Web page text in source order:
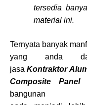
tersedia
material ini.
Ternyata banyak
yang anda
jasa Kontraktor
Composite Panel
bangunan